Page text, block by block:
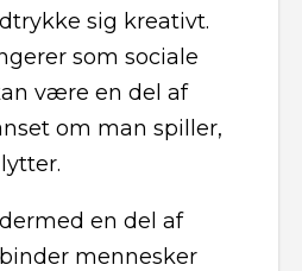
sig kreativt.
som sociale
være en del af
om man spiller,
en del af
mennesker